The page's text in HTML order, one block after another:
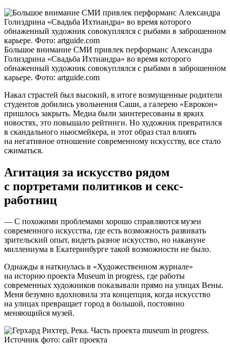
Большое внимание СМИ привлек перформанс Александра
Голиздрина «Свадьба Ихтиандра» во время которого
обнаженный художник совокуплялся с рыбами в заброшенном
карьере. Фото: artguide.com
Накал страстей был высокий, в итоге возмущенные родители
студентов добились увольнения Саши, а галерею «Еврокон»
пришлось закрыть. Медиа были заинтересованы в ярких
новостях, это повышало рейтинги. Но художник превратился
в скандального ньюсмейкера, и этот образ стал влиять
на негативное отношение современному искусству, все стало
сжиматься.
Агитация за искусство рядом
с портретами политиков и секс-
работниц
— С похожими проблемами хорошо справляются музеи
современного искусства, где есть возможность развивать
зрительский опыт, видеть разное искусство, но накануне
миллениума в Екатеринбурге такой возможности не было.
Однажды я наткнулась в «Художественном журнале»
на историю проекта Museum in progress, где работы
современных художников показывали прямо на улицах Вены.
Меня безумно вдохновила эта концепция, когда искусство
на улицах превращает город в большой, постоянно
меняющийся музей.